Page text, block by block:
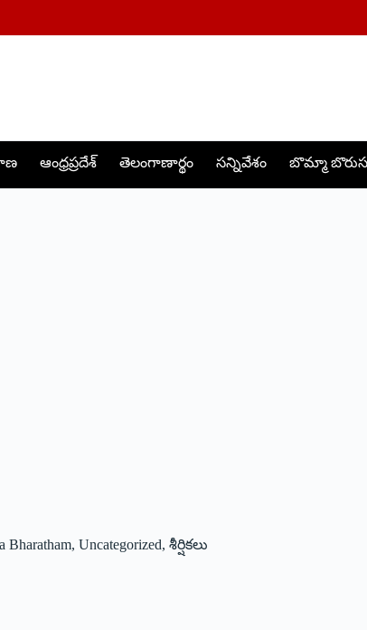
ఆంధ్రప్రదేశ్ తెలంగాణార్థం సన్నివేశం బొమ్మా
Bharatham, Uncategorized, శీర్షికలు